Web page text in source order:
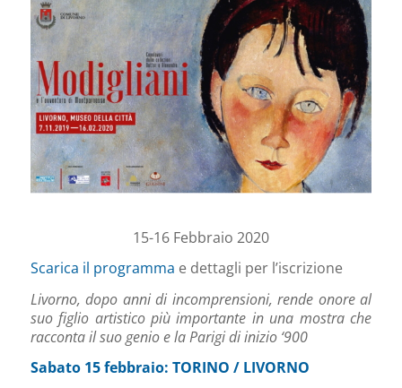
15-16 Febbraio 2020
Scarica il programma e dettagli per l’iscrizione
Livorno, dopo anni di incomprensioni, rende onore al
suo figlio artistico più importante in una mostra che
racconta il suo genio e la Parigi di inizio ‘900
Sabato 15 febbraio: TORINO / LIVORNO